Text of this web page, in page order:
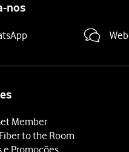
pretendido
deve estar ligado e
terminar e voltar ao ecrã inicial.
nos
Member
to the Room
e Promoções